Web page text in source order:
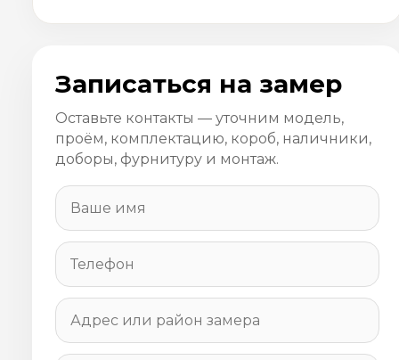
Записаться на замер
Оставьте контакты — уточним модель,
проём, комплектацию, короб, наличники,
доборы, фурнитуру и монтаж.